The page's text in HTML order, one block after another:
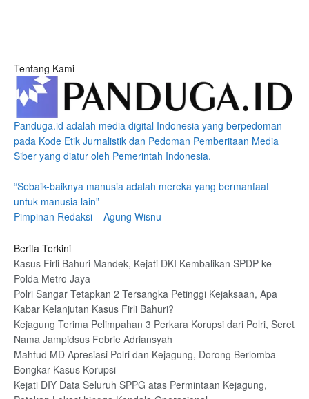
Tentang Kami
Panduga.id adalah media digital Indonesia yang berpedoman
pada Kode Etik Jurnalistik dan Pedoman Pemberitaan Media
Siber yang diatur oleh Pemerintah Indonesia.
“Sebaik-baiknya manusia adalah mereka yang bermanfaat
untuk manusia lain”
Pimpinan Redaksi – Agung Wisnu
Berita Terkini
Kasus Firli Bahuri Mandek, Kejati DKI Kembalikan SPDP ke
Polda Metro Jaya
Polri Sangar Tetapkan 2 Tersangka Petinggi Kejaksaan, Apa
Kabar Kelanjutan Kasus Firli Bahuri?
Kejagung Terima Pelimpahan 3 Perkara Korupsi dari Polri, Seret
Nama Jampidsus Febrie Adriansyah
Mahfud MD Apresiasi Polri dan Kejagung, Dorong Berlomba
Bongkar Kasus Korupsi
Kejati DIY Data Seluruh SPPG atas Permintaan Kejagung,